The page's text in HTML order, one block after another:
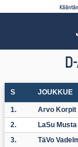
S JOUKKUE
1. Arvo Korpit
2.
LaSu Musta
3.
TäVo